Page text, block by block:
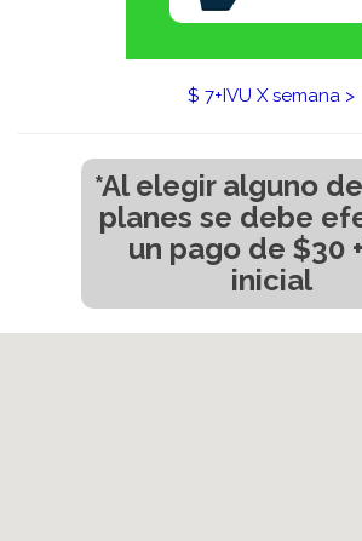
$ 7+IVU X semana >
*Al elegir alguno
planes se debe
un pago de $30
inicial